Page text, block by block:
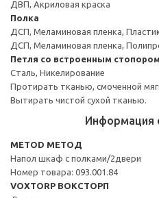
ДВП, Акриловая краска
Полка
ДСП, Меламиновая пленка,
ДСП, Меламиновая пленка,
Петля со встроенным стопором
Сталь, Никелирование
Протирать тканью, смоченной
Вытирать чистой сухой тканью.
Информация
METOD МЕТОД
Напол шкаф с полками/2двери
Номер товара: 093.001.84
VOXTORP ВОКСТОРП